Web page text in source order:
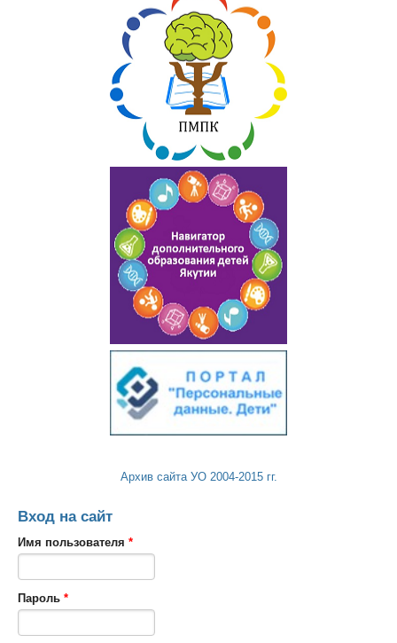
Архив сайта УО 2004-2015 гг.
Вход на сайт
Имя пользователя *
Пароль *